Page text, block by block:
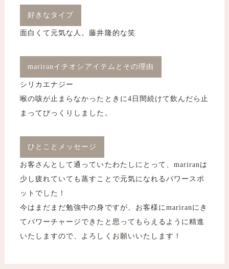
好きなタイプ
面白くて元気な人。藤井隆的な笑
mariranイチオシアイテムとその理由
シリカエナジー
喉の咳が止まらなかったときに4日間続けて飲んだら止
まってびっくりしました。
ひとことメッセージ
お客さんとして通っていたわたしにとって、mariranは
少し疲れていても蒸すことで元気になれるパワースポ
ットでした！
今はまだまだ勉強中の身ですが、お客様にmariranにき
てパワーチャージできたと思ってもらえるように精進
いたしますので、よろしくお願いいたします！